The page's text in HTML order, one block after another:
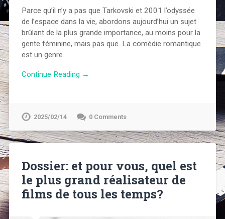
Parce qu’il n’y a pas que Tarkovski et 2001 l’odyssée
de l’espace dans la vie, abordons aujourd’hui un sujet
brûlant de la plus grande importance, au moins pour la
gente féminine, mais pas que. La comédie romantique
est un genre…
Continue Reading →
2025/02/14 0 Comments
Dossier: et pour vous, quel est
le plus grand réalisateur de
films de tous les temps?